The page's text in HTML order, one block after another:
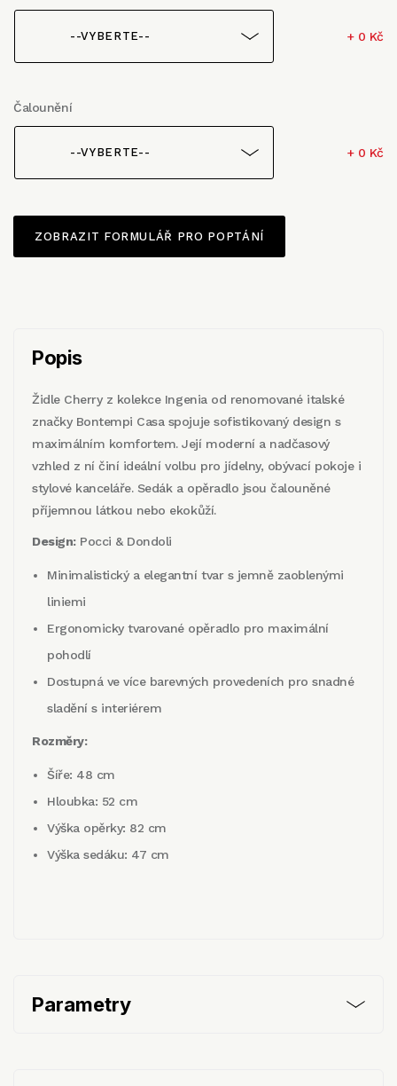
--VYBERTE-- + 0 Kč
Čalounění
--VYBERTE-- + 0 Kč
ZOBRAZIT FORMULÁŘ PRO POPTÁNÍ
Popis
Židle Cherry z kolekce Ingenia od renomované italské
značky Bontempi Casa spojuje sofistikovaný design s
maximálním komfortem. Její moderní a nadčasový
vzhled z ní činí ideální volbu pro jídelny, obývací pokoje i
stylové kanceláře. Sedák a opěradlo jsou čalouněné
příjemnou látkou nebo ekokůží.
Design:Pocci & Dondoli
Minimalistický a elegantní tvar s jemně zaoblenými
liniemi
Ergonomicky tvarované opěradlo pro maximální
pohodlí
Dostupná ve více barevných provedeních pro snadné
sladění s interiérem
Rozměry:
Šíře: 48 cm
Hloubka: 52 cm
Výška opěrky: 82 cm
Výška sedáku: 47 cm
Parametry